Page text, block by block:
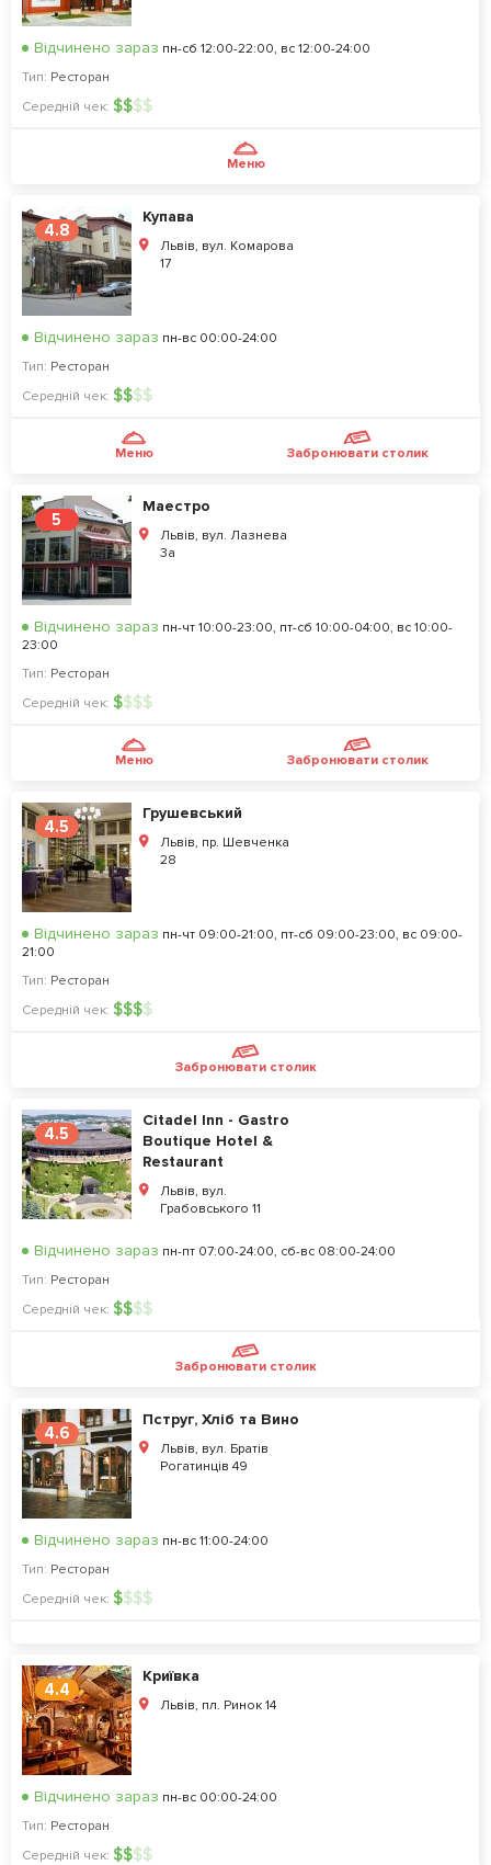
Відчинено зараз пн-сб 12:00-22:00, вс 12:00-24:00
Тип: Ресторан
Середній чек: $$$$
Меню
4.8
Купава
Львів, вул. Комарова
17
Відчинено зараз пн-вс 00:00-24:00
Тип: Ресторан
Середній чек: $$$$
Меню Забронювати столик
5
Маестро
Львів, вул. Лазнева
3а
Відчинено зараз пн-чт 10:00-23:00, пт-сб 10:00-04:00, вс 10:00-
23:00
Тип: Ресторан
Середній чек: $$$$
Меню Забронювати столик
4.5
Грушевський
Львів, пр. Шевченка
28
Відчинено зараз пн-чт 09:00-21:00, пт-сб 09:00-23:00, вс 09:00-
21:00
Тип: Ресторан
Середній чек: $$$$
Забронювати столик
4.5
Citadel Inn - Gastro
Boutique Hotel &
Restaurant
Львів, вул.
Грабовського 11
Відчинено зараз пн-пт 07:00-24:00, сб-вс 08:00-24:00
Тип: Ресторан
Середній чек: $$$$
Забронювати столик
4.6
Пструг, Хліб та Вино
Львів, вул. Братів
Рогатинців 49
Відчинено зараз пн-вс 11:00-24:00
Тип: Ресторан
Середній чек: $$$$
4.4
Криївка
Львів, пл. Ринок 14
Відчинено зараз пн-вс 00:00-24:00
Тип: Ресторан
Середній чек: $$$$